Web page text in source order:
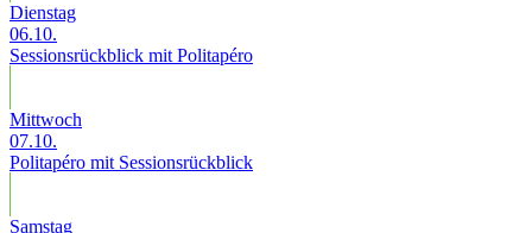
Dienstag
06.10.
Sessionsrückblick mit Politapéro
Mittwoch
07.10.
Politapéro mit Sessionsrückblick
Samstag